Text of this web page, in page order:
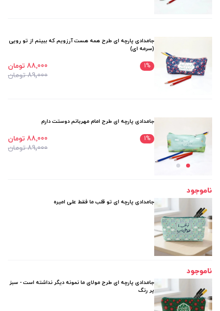
جامدادی پارچه ای طرح همه هست آرزویم که ببینم از تو رویی
(سرمه ای)
1%
89٬000 تومان
88٬000 تومان
جامدادی پارچه ای طرح امام مهربانم دوستت دارم
1%
89٬000 تومان
88٬000 تومان
ناموجود
جامدادی پارچه ای تو قلب ما فقط علی امیره
ناموجود
جامدادی پارچه ای طرح مولای ما نمونه دیگر نداشته است - سبز
پر رنگ